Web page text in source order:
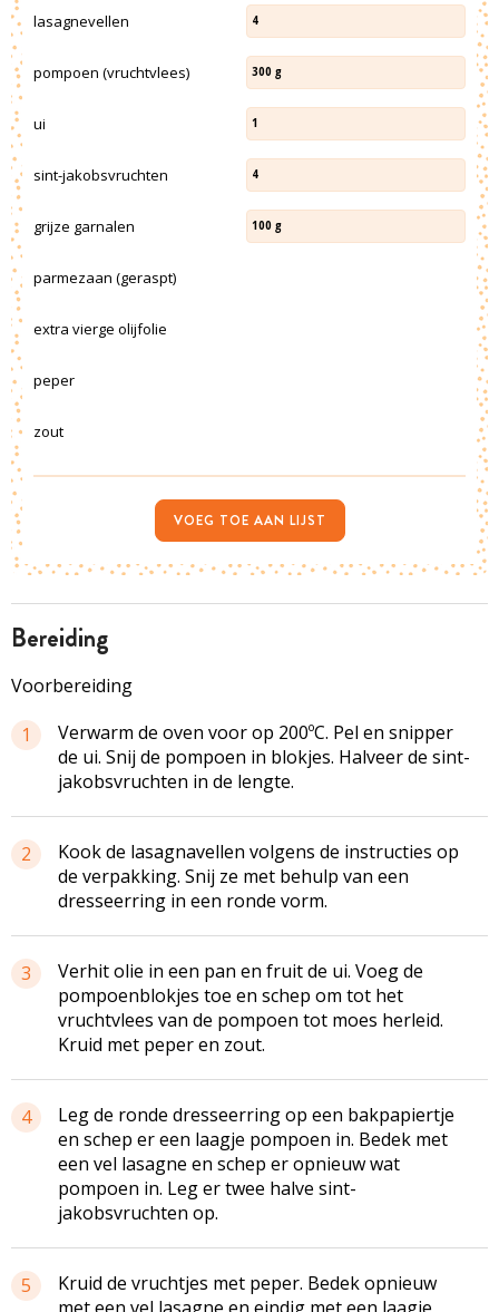
bereiding
Voorbereiding
1
Verwarm de oven voor op 200ºC. Pel en snipper
de ui. Snij de pompoen in blokjes. Halveer de sint-
jakobsvruchten in de lengte.
2 Kook de lasagnavellen volgens de instructies op
de verpakking. Snij ze met behulp van een
dresseerring in een ronde vorm.
3
Verhit olie in een pan en fruit de ui. Voeg de
pompoenblokjes toe en schep om tot het
vruchtvlees van de pompoen tot moes herleid.
Kruid met peper en zout.
4 Leg de ronde dresseerringop een bakpapiertje
en schep er een laagje pompoen in. Bedek met
een vel lasagne en schep er opnieuw wat
pompoen in. Leg er twee halve sint-
jakobsvruchten op.
5
Kruid de vruchtjes met peper. Bedek opnieuw
met een vel lasagne en eindig met een laagje
lasagnevellen 4
pompoen (vruchtvlees) 300 g
ui 1
sint-jakobsvruchten 4
grijze garnalen 100 g
parmezaan (geraspt)
extra vierge olijfolie
peper
zout
VOEG TOE AAN LIJST